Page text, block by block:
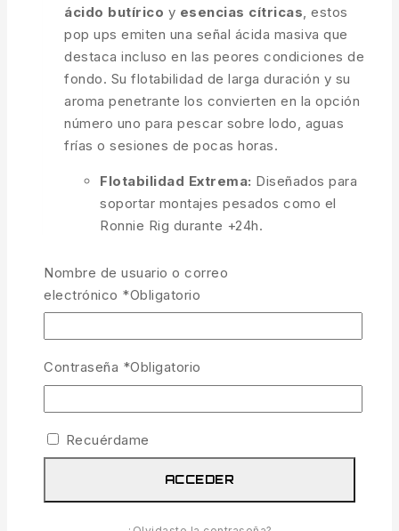
ácido butírico y esencias cítricas , estos
pop ups emiten una señal ácida masiva que
destaca incluso en las peores condiciones de
fondo. Su flotabilidad de larga duración y su
aroma penetrante los convierten en la opción
número uno para pescar sobre lodo, aguas
frías o sesiones de pocas horas.
Flotabilidad Extrema: Diseñados para
soportar montajes pesados como el
Ronnie Rig durante +24h.
detectado por las carpas a distancias
increíbles.
Aroma Cítrico Persistente:Perfil frutal
y ácido que estimula la curiosidad
inmediata.
rápidas donde necesitas una picada en
Nombre de usuario o correo
electrónico *Obligatorio
Contraseña *Obligatorio
Recuérdame
ACCEDER